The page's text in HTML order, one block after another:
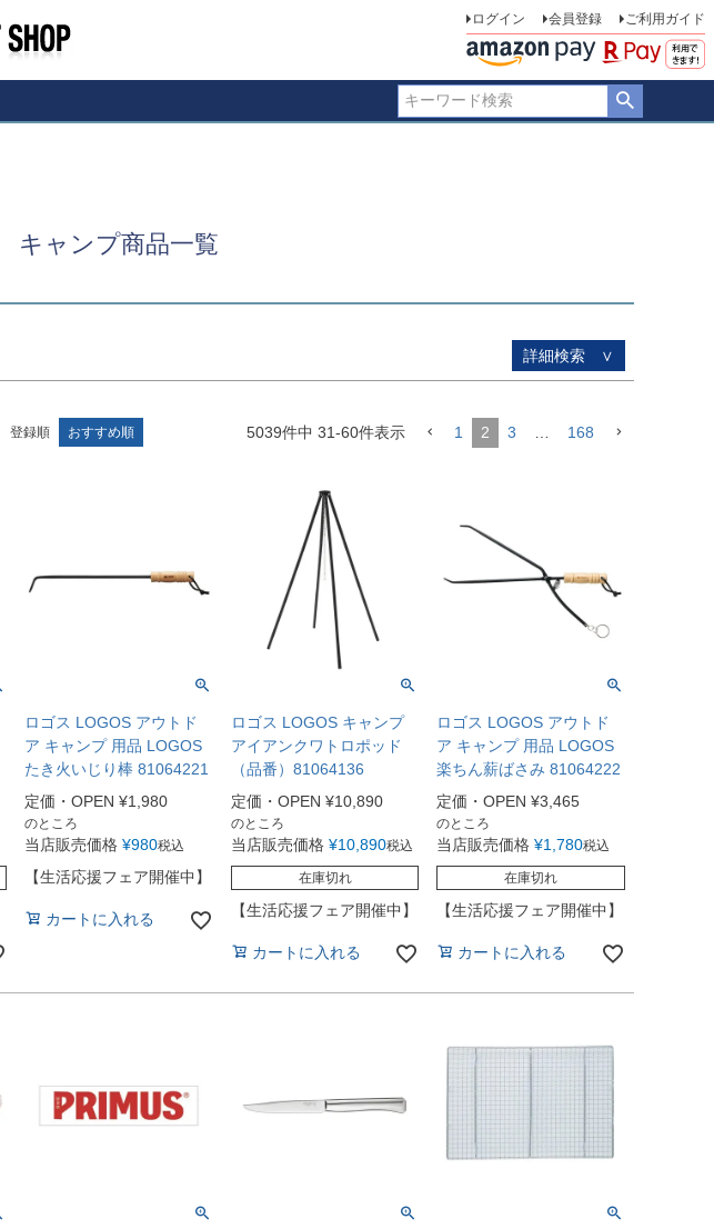
ログイン 会員登録 ご利用ガイド
キャンプ商品一覧
詳細検索 ∨
予約商品のみを表示
検索
登録順 おすすめ順 5039件中 31-60件表示 1 2 3 168
ロゴス LOGOS アウトド
ア キャンプ 用品 LOGOS
たき火いじり棒 81064221
定価・OPEN ¥1,980
のところ
当店販売価格 ¥980税込
【生活応援フェア開催中】
カートに入れる
ロゴス LOGOS キャンプ
アイアンクワトロポッド
（品番）81064136
定価・OPEN ¥10,890
のところ
当店販売価格 ¥10,890税込
在庫切れ
【生活応援フェア開催中】
カートに入れる
ロゴス LOGOS アウトド
ア キャンプ 用品 LOGOS
楽ちん薪ばさみ 81064222
定価・OPEN ¥3,465
のところ
当店販売価格 ¥1,780税込
在庫切れ
【生活応援フェア開催中】
カートに入れる